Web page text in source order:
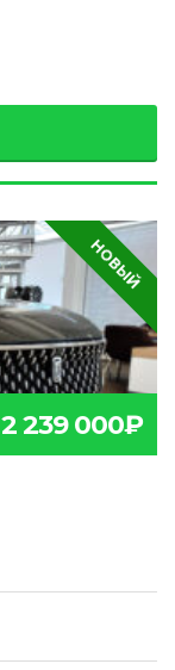
НОВЫЙ
2 239 000₽